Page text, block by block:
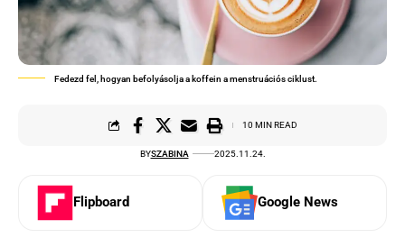
Fedezd fel, hogyan befolyásolja a koffein a menstruációs ciklust.
BYSZABINA 2025.11.24.
10 MIN READ
Flipboard Google News